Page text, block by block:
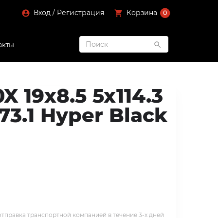
Вход / Регистрация Корзина 0
19x8.5 5x114.3
Hyper Black
транспортной компанией в течение 3-х дней